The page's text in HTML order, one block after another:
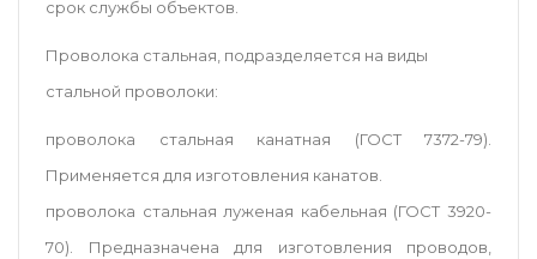
срок службы объектов.
Проволока стальная, подразделяется на виды
стальной проволоки:
проволока стальная канатная (ГОСТ 7372-79).
Применяется для изготовления канатов.
проволока стальная луженая кабельная (ГОСТ 3920-
70). Предназначена для изготовления проводов,